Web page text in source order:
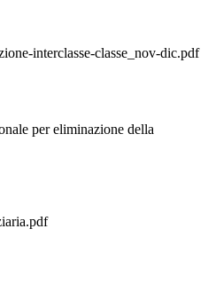
interclasse-classe_nov-dic.pdf
per eliminazione della